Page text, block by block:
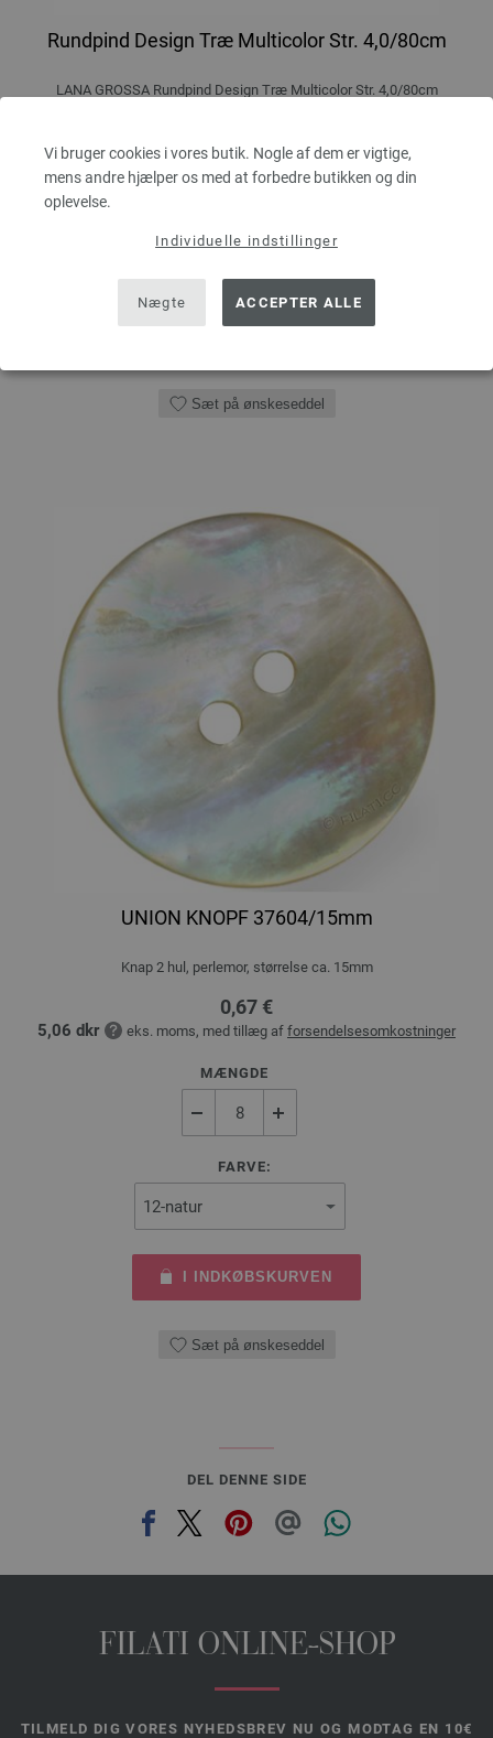
Vi bruger cookies i vores butik. Nogle af dem er vigtige,
mens andre hjælper os med at forbedre butikken og din
oplevelse.
Individuelle indstillinger
Nægte ACCEPTER ALLE
Rundpind Design Træ Multicolor Str. 4,0/80cm
LANA GROSSA Rundpind Design Træ Multicolor Str. 4,0/80cm
7,14 €
53,91 dkr
MÆNGDE
Sæt på ønskeseddel
UNION KNOPF 37604/15mm
Knap 2 hul, perlemor, størrelse ca. 15mm
0,67 €
5,06 dkr eks. moms, med tillæg af forsendelsesomkostninger
MÆNGDE
FARVE:
I INDKØBSKURVEN
Sæt på ønskeseddel
DEL DENNE SIDE
FILATI ONLINE-SHOP
TILMELD DIG VORES NYHEDSBREV NU OG MODTAG EN 10€